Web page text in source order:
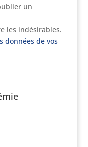
un
les indésirables.
données de vos